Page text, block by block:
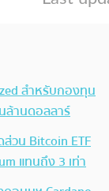
สำหรับกองทุน
ล้านดอลลาร์
วน Bitcoin ETF
แทนถึง 3 เท่า